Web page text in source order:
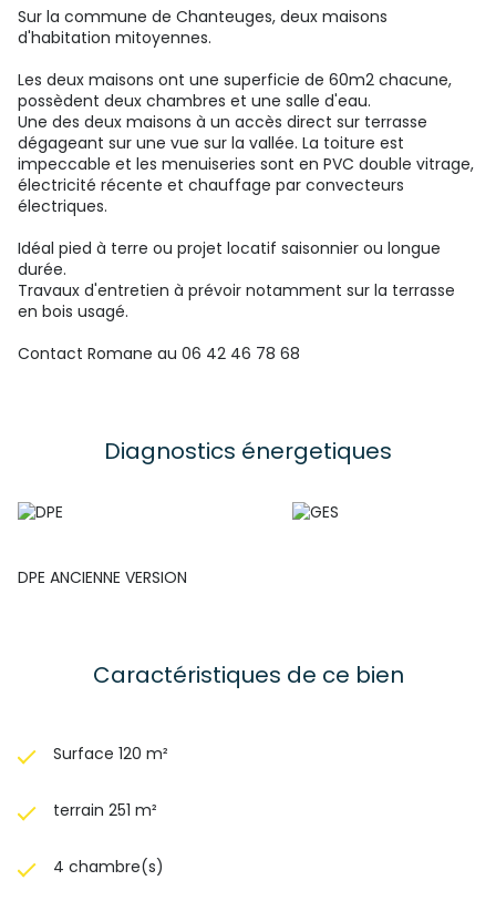
Sur la commune de Chanteuges, deux maisons
d'habitation mitoyennes.
Les deux maisons ont une superficie de 60m2 chacune,
possèdent deux chambres et une salle d'eau.
Une des deux maisons à un accès direct sur terrasse
dégageant sur une vue sur la vallée. La toiture est
impeccable et les menuiseries sont en PVC double vitrage,
électricité récente et chauffage par convecteurs
électriques.
Idéal pied à terre ou projet locatif saisonnier ou longue
durée.
Travaux d'entretien à prévoir notamment sur la terrasse
en bois usagé.
Contact Romane au 06 42 46 78 68
Diagnostics énergetiques
DPE ANCIENNE VERSION
Caractéristiques de ce bien
Surface 120 m²
terrain 251 m²
4 chambre(s)